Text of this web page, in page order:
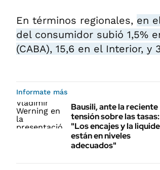
En términos regionales, en
del consumidor subió 1,5%
(CABA), 15,6 en el Interior, y
Informate más
Bausili, ante la reciente
tensión sobre las tasas:
"Los encajes y la
están en niveles
adecuados"